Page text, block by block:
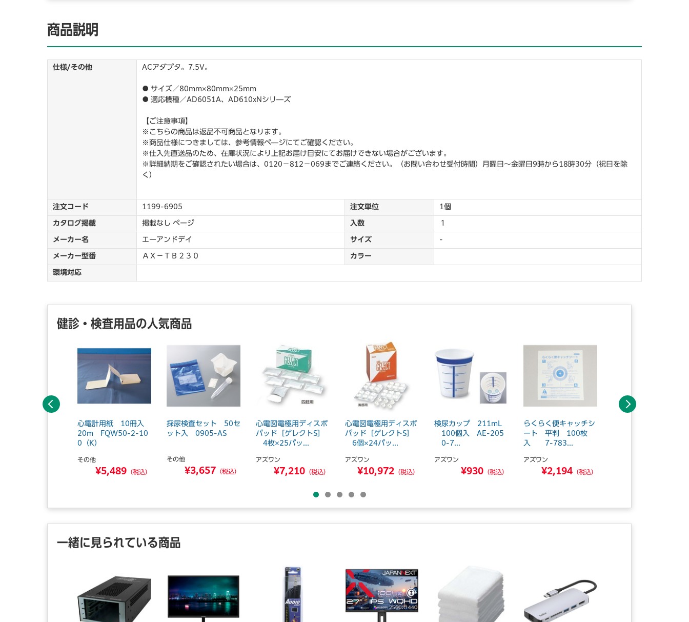
商品説明
仕様/その他 ACアダプタ。7.5V。
● サイズ／80mm×80mm×25mm
● 適応機種／AD6051A、AD610xNシリ―ズ
【ご注意事項】
※こちらの商品は返品不可商品となります。
※商品仕様につきましては、参考情報ペ―ジにてご確認ください。
※仕入先直送品のため、在庫状況により上記お届け目安にてお届けできない場合がございます。
※詳細納期をご確認されたい場合は、0120－812－069までご連絡ください。（お問い合わせ受付時間）月曜日～金曜日9時から18時30分（祝日を除
く）
注文コード 1199-6905 注文単位 1個
カタログ掲載 掲載なし ページ 入数 １
メーカー名 エーアンドデイ サイズ -
メーカー型番 ＡＸ－ＴＢ２３０ カラー
環境対応
健診・検査用品の人気商品
心電計用紙 10冊入
20m FQW50-2-10
0（K）
その他
¥5,489 （税込）
採尿検査セット 50セ
ット入 0905-AS
その他
¥3,657 （税込）
心電図電極用ディスポ
パッド［ゲレクトS］
4枚×25パッ...
アズワン
¥7,210 （税込）
心電図電極用ディスポ
パッド［ゲレクトS］
6個×24パッ...
アズワン
¥10,972 （税込）
検尿カップ 211mL
100個入 AE-205
0-7...
アズワン
¥930 （税込）
らくらく便キャッチシ
ート 平判 100枚
入 7-783...
アズワン
¥2,194 （税込）
前へ 次へ
一緒に見られている商品